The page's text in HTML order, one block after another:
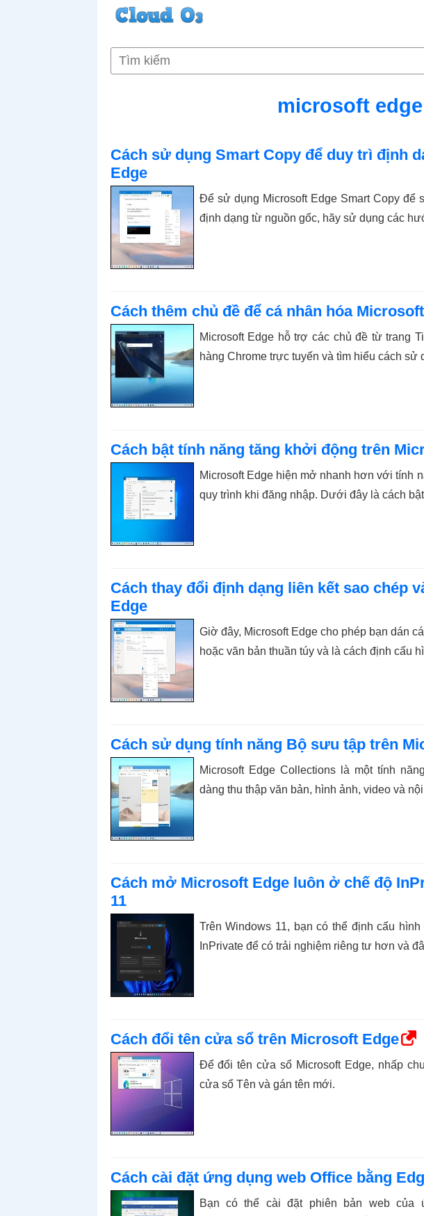
microsoft edge
Cách sử dụng Smart Copy để duy trì định
Edge
Để sử dụng Microsoft Edge Smart Copy để
định dạng từ nguồn gốc, hãy sử dụng các
Cách thêm chủ đề để cá nhân hóa
Microsoft Edge hỗ trợ các chủ đề từ trang
hàng Chrome trực tuyến và tìm hiểu cách sử
Cách bật tính năng tăng khởi động trên
Microsoft Edge hiện mở nhanh hơn với tính
quy trình khi đăng nhập. Dưới đây là cách
Cách thay đổi định dạng liên kết sao chép
Edge
Giờ đây, Microsoft Edge cho phép bạn dán
hoặc văn bản thuần túy và là cách định cấu
Cách sử dụng tính năng Bộ sưu tập trên
Microsoft Edge Collections là một tính
dàng thu thập văn bản, hình ảnh, video và
Cách mở Microsoft Edge luôn ở chế độ
11
Trên Windows 11, bạn có thể định cấu
InPrivate để có trải nghiệm riêng tư hơn và
Cách đổi tên cửa sổ trên Microsoft Edge
Để đổi tên cửa sổ Microsoft Edge, nhấp
cửa sổ Tên và gán tên mới.
Cách cài đặt ứng dụng web Office bằng
Bạn có thể cài đặt phiên bản web của